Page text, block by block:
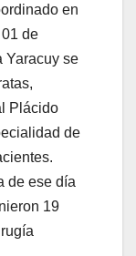
en
de
Yaracuy se
Plácido
de
de ese día
19